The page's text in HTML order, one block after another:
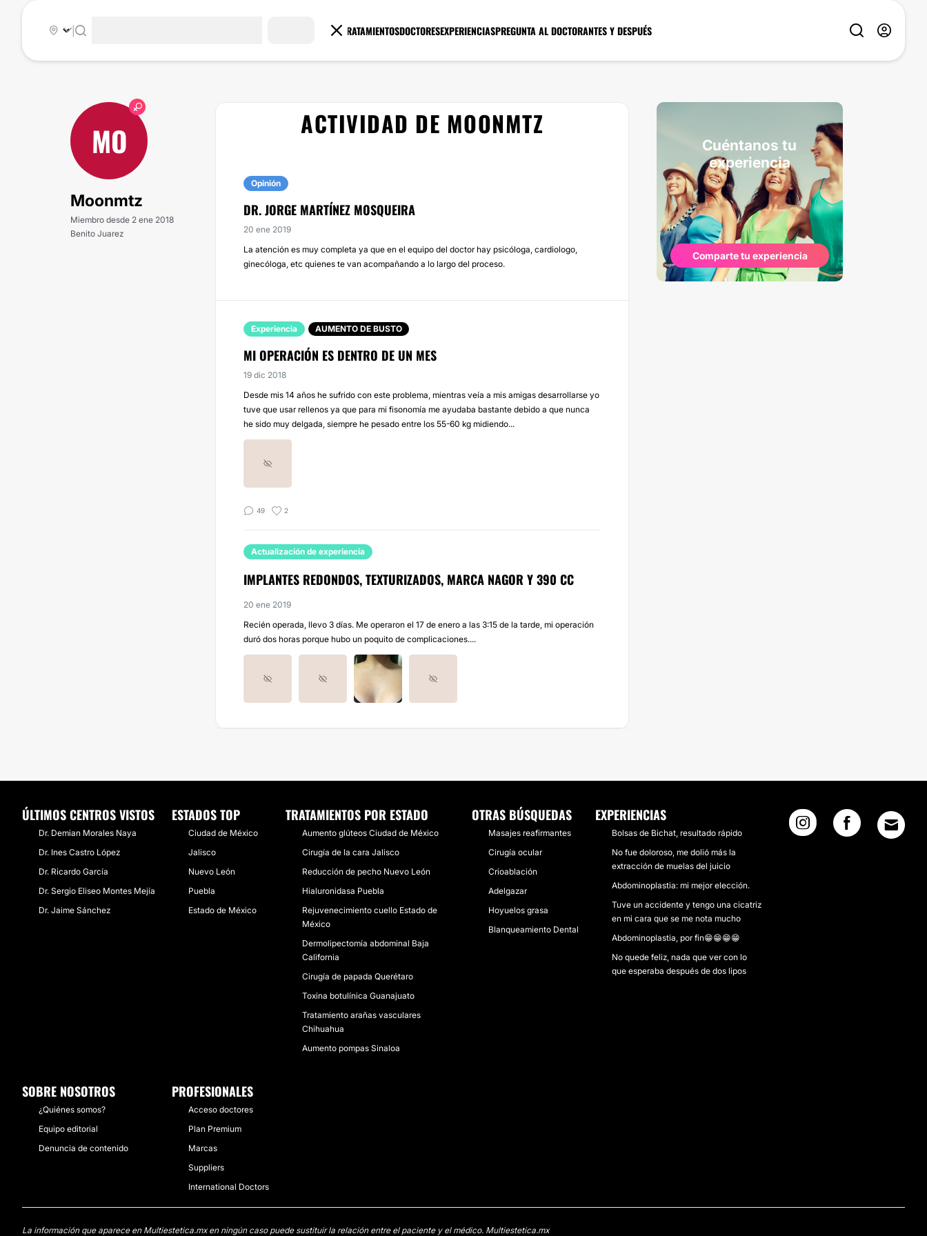
TRATAMIENTOSDOCTORESEXPERIENCIASPREGUNTA AL DOCTORANTES Y DESPUÉS
|
MO
Moonmtz
Miembro desde 2 ene 2018
Benito Juarez
ACTIVIDAD DE MOONMTZ
Opinión
DR. JORGE MARTÍNEZ MOSQUEIRA
20 ene 2019
La atención es muy completa ya que en el equipo del doctor hay psicóloga, cardiologo,
ginecóloga, etc quienes te van acompañando a lo largo del proceso.
Experiencia AUMENTO DE BUSTO
MI OPERACIÓN ES DENTRO DE UN MES
19 dic 2018
Desde mis 14 años he sufrido con este problema, mientras veía a mis amigas desarrollarse yo
tuve que usar rellenos ya que para mi fisonomía me ayudaba bastante debido a que nunca
he sido muy delgada, siempre he pesado entre los 55-60 kg midiendo...
49 2
Actualización de experiencia
IMPLANTES REDONDOS, TEXTURIZADOS, MARCA NAGOR Y 390 CC
20 ene 2019
Recién operada, llevo 3 días. Me operaron el 17 de enero a las 3:15 de la tarde, mi operación
duró dos horas porque hubo un poquito de complicaciones....
Cuéntanos tu
experiencia
Comparte tu experiencia
ÚLTIMOS CENTROS VISTOS
Dr. Demian Morales Naya
Dr. Ines Castro López
Dr. Ricardo García
Dr. Sergio Eliseo Montes Mejía
Dr. Jaime Sánchez
ESTADOS TOP
Ciudad de México
Jalisco
Nuevo León
Puebla
Estado de México
TRATAMIENTOS POR ESTADO
Aumento glúteos Ciudad de México
Cirugía de la cara Jalisco
Reducción de pecho Nuevo León
Hialuronidasa Puebla
Rejuvenecimiento cuello Estado de
México
Dermolipectomía abdominal Baja
California
Cirugía de papada Querétaro
Toxina botulínica Guanajuato
Tratamiento arañas vasculares
Chihuahua
Aumento pompas Sinaloa
OTRAS BÚSQUEDAS
Masajes reafirmantes
Cirugía ocular
Crioablación
Adelgazar
Hoyuelos grasa
Blanqueamiento Dental
EXPERIENCIAS
Bolsas de Bichat, resultado rápido
No fue doloroso, me dolió más la
extracción de muelas del juicio
Abdominoplastia: mi mejor elección.
Tuve un accidente y tengo una cicatriz
en mi cara que se me nota mucho
Abdominoplastia, por fin😁😁😁😁
No quede feliz, nada que ver con lo
que esperaba después de dos lipos
SOBRE NOSOTROS
¿Quiénes somos?
Equipo editorial
Denuncia de contenido
PROFESIONALES
Acceso doctores
Plan Premium
Marcas
Suppliers
International Doctors
La información que aparece en Multiestetica.mx en ningún caso puede sustituir la relación entre el paciente y el médico. Multiestetica.mx